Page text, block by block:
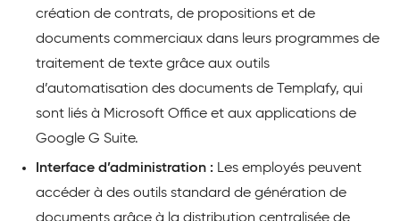
création de contrats, de propositions et de
documents commerciaux dans leurs programmes de
traitement de texte grâce aux outils
d’automatisation des documents de Templafy, qui
sont liés à Microsoft Office et aux applications de
Google G Suite.
Interface d’administration : Les employés peuvent
accéder à des outils standard de génération de
documents grâce à la distribution centralisée de